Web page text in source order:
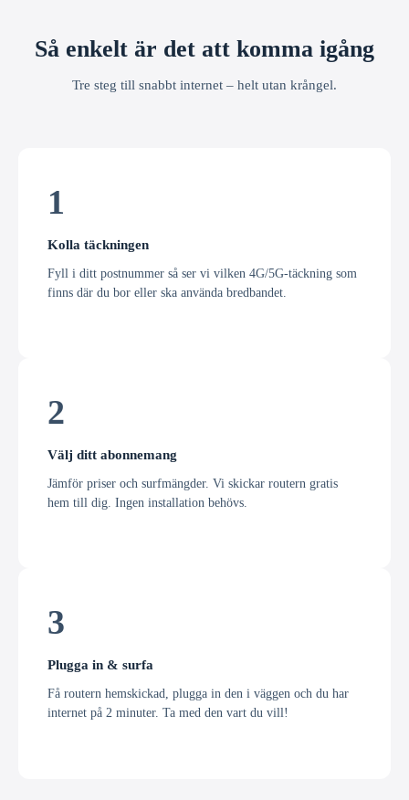
Så enkelt är det att komma igång
Tre steg till snabbt internet – helt utan krångel.
1
Kolla täckningen
Fyll i ditt postnummer så ser vi vilken 4G/5G-täckning som
finns där du bor eller ska använda bredbandet.
2
Välj ditt abonnemang
Jämför priser och surfmängder. Vi skickar routern gratis
hem till dig. Ingen installation behövs.
3
Plugga in & surfa
Få routern hemskickad, plugga in den i väggen och du har
internet på 2 minuter. Ta med den vart du vill!